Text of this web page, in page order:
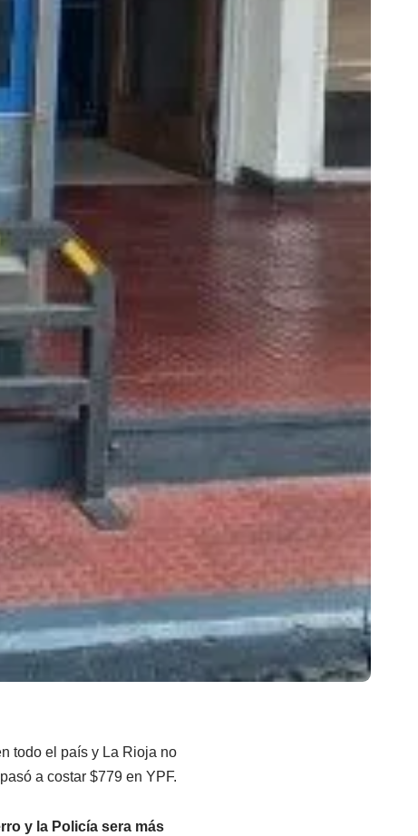
todo el país y La Rioja no
a costar $779 en YPF.
y la Policía sera más